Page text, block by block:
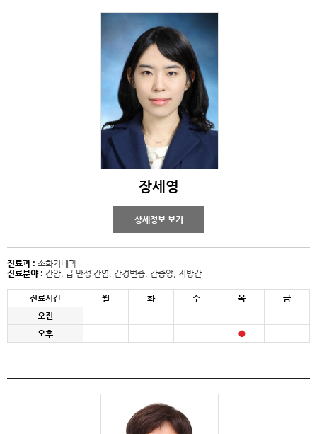
장세영
상세정보 보기
진료과 : 소화기내과
진료분야 : 간암, 급·만성 간염, 간경변증, 간종양, 지방간
진료시간 월 화 수 목
금
오전
오후